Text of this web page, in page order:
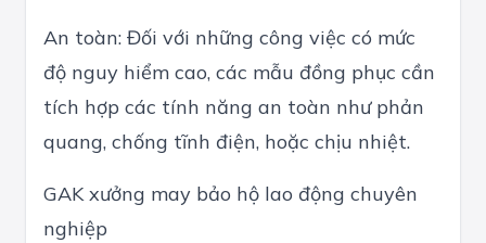
An toàn: Đối với những công việc có mức
độ nguy hiểm cao, các mẫu đồng phục cần
tích hợp các tính năng an toàn như phản
quang, chống tĩnh điện, hoặc chịu nhiệt.
GAK xưởng may bảo hộ lao động chuyên
nghiệp